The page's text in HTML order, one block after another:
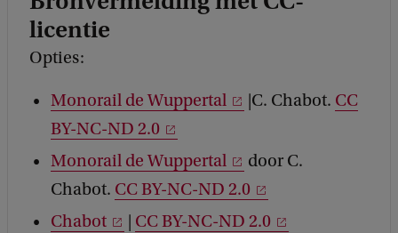
licentie
Opties:
Monorail de Wuppertal |C. Chabot. CC
BY-NC-ND 2.0
Monorail de Wuppertal
door C.
Chabot. CC BY-NC-ND 2.0
Chabot
CC BY-NC-ND 2.0